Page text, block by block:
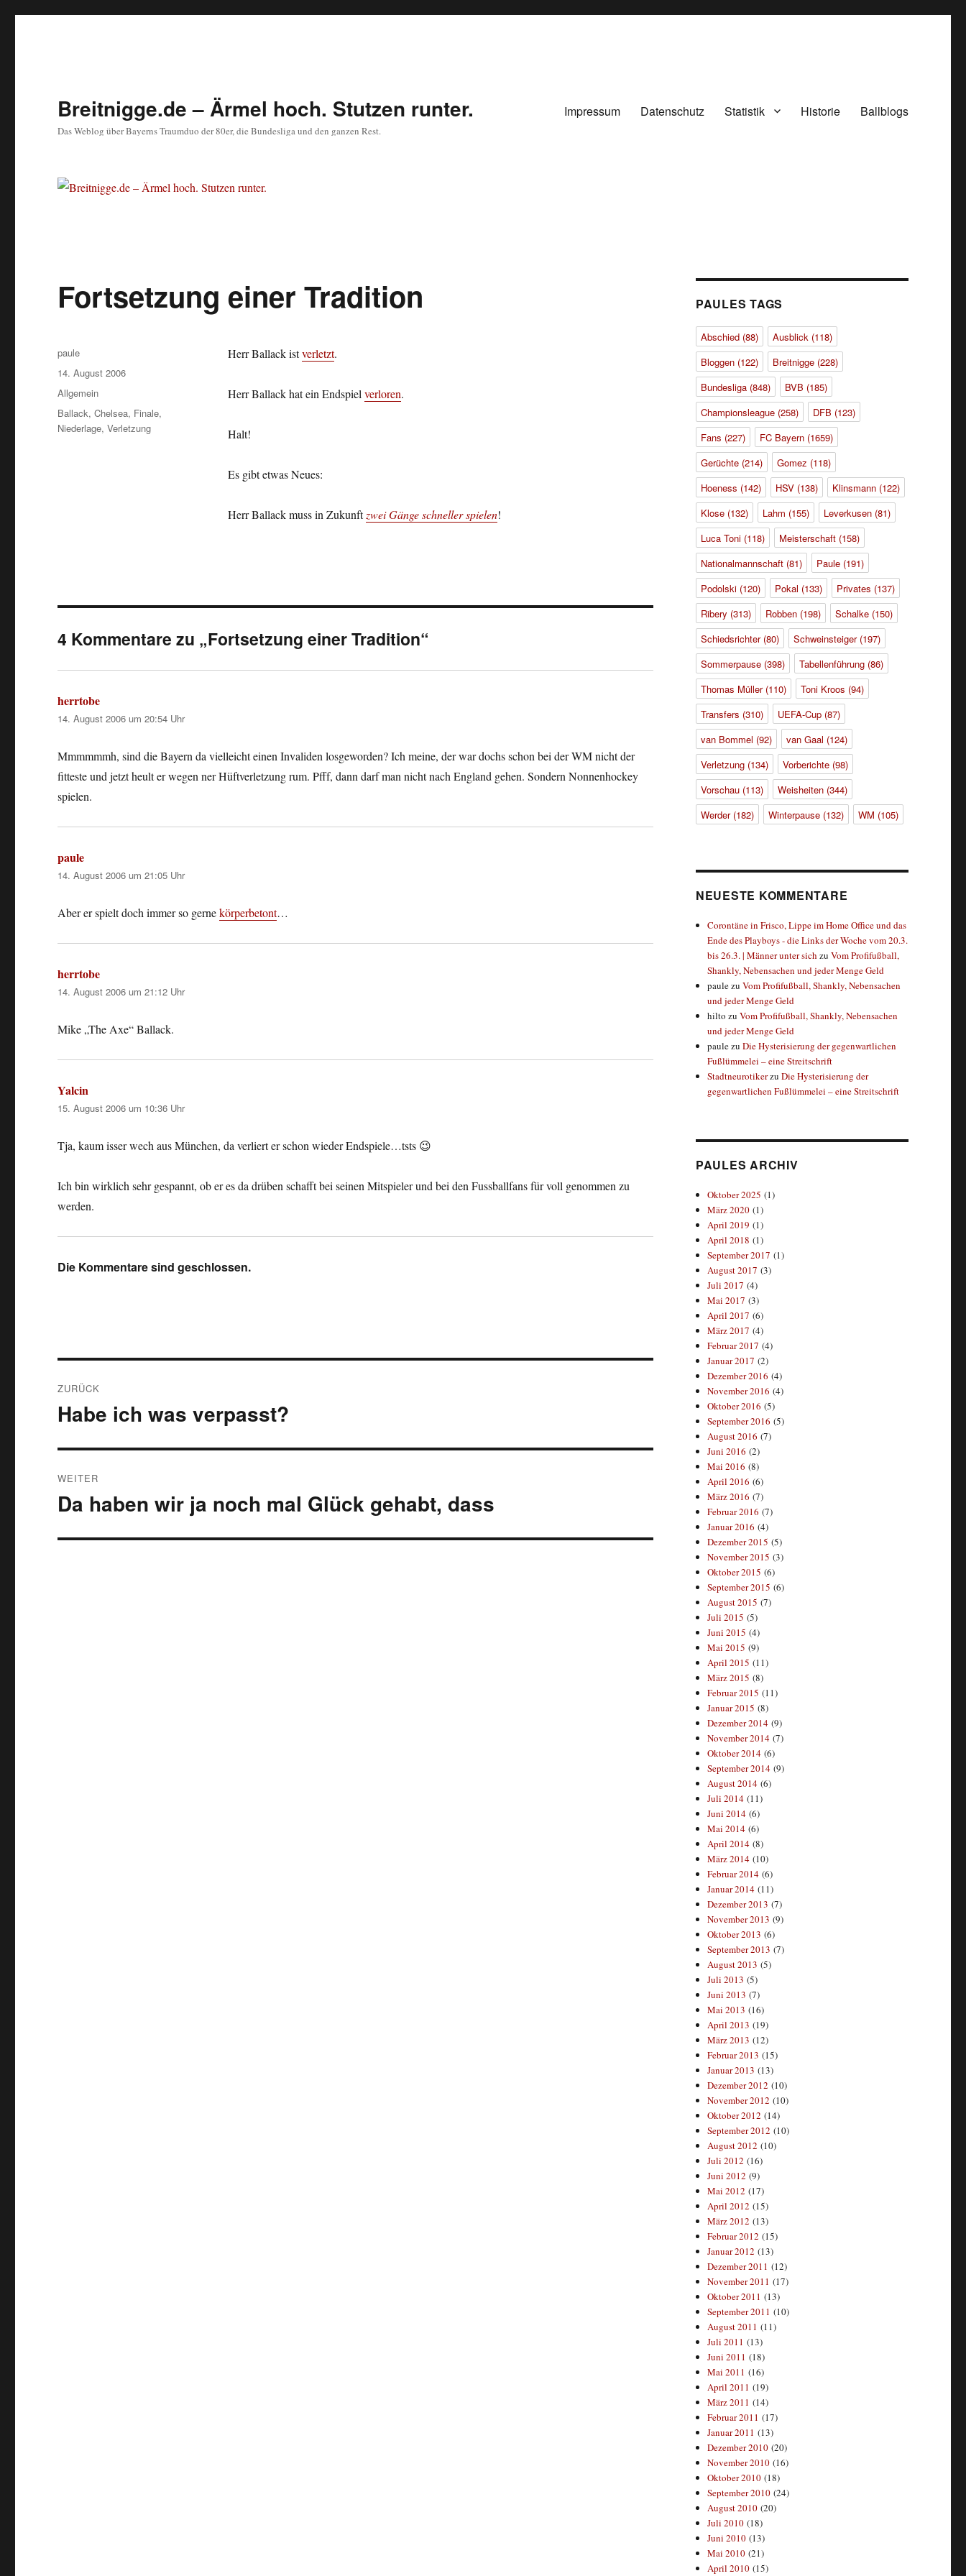
Breitnigge.de – Ärmel hoch. Stutzen runter.
Das Weblog über Bayerns Traumduo der 80er, die Bundesliga und den ganzen Rest.
Impressum Datenschutz Statistik Historie Ballblogs
Fortsetzung einer Tradition
Herr Ballack istverletzt.
Herr Ballack hat ein Endspielverloren.
Halt!
Es gibt etwas Neues:
Herr Ballack muss in Zukunftzwei Gänge schneller spielen!
Autor
paule
Veröffentlicht
am
14. August 2006
Kategorien
Allgemein
Schlagwörter
Ballack,Chelsea, Finale,
Niederlage,Verletzung
4 Kommentare zu „Fortsetzung einer Tradition“
herrtobe
14. August 2006 um 20:54 Uhr
Mmmmmmh, sind die Bayern da vielleicht einen Invaliden losgeworden? Ich meine, der war dochs schon bei der WM nicht der
fitteste und jetzt heult er wegen ner Hüftverletzung rum. Pfff, dann darf man nicht nach England gehen. Sondern Nonnenhockey
spielen.
paule
14. August 2006 um 21:05 Uhr
Aber er spielt doch immer so gernekörperbetont…
herrtobe
14. August 2006 um 21:12 Uhr
Mike „The Axe“ Ballack.
Yalcin
15. August 2006 um 10:36 Uhr
Tja, kaum isser wech aus München, da verliert er schon wieder Endspiele…tsts 😉
Ich bin wirklich sehr gespannt, ob er es da drüben schafft bei seinen Mitspieler und bei den Fussballfans für voll genommen zu
werden.
Die Kommentare sind geschlossen.
ZURÜCK
Vorheriger
Habe ich was verpasst?
WEITER
Nächster
Da haben wir ja noch mal Glück gehabt, dass
PAULES TAGS
Abschied(88) Ausblick(118)
Bloggen(122) Breitnigge(228)
Bundesliga(848) BVB (185)
Championsleague(258) DFB (123)
Fans (227) FC Bayern(1659)
Gerüchte(214) Gomez (118)
Hoeness (142) HSV(138) Klinsmann(122)
Klose(132) Lahm (155) Leverkusen(81)
Luca Toni(118) Meisterschaft(158)
Nationalmannschaft(81) Paule(191)
Podolski(120) Pokal (133) Privates (137)
Ribery (313) Robben(198) Schalke(150)
Schiedsrichter(80) Schweinsteiger(197)
Sommerpause(398) Tabellenführung(86)
Thomas Müller(110) Toni Kroos (94)
Transfers (310) UEFA-Cup(87)
van Bommel (92) van Gaal (124)
Verletzung(134) Vorberichte(98)
Vorschau(113) Weisheiten(344)
Werder(182) Winterpause(132) WM (105)
NEUESTE KOMMENTARE
Corontäne in Frisco, Lippe im Home Office und das
Ende des Playboys - die Links der Woche vom 20.3.
bis 26.3. | Männer unter sich zuVom Profifußball,
Shankly, Nebensachen und jeder Menge Geld
paulezuVom Profifußball, Shankly, Nebensachen
und jeder Menge Geld
hilto zuVom Profifußball, Shankly, Nebensachen
und jeder Menge Geld
paulezuDie Hysterisierung der gegenwartlichen
Fußlümmelei – eine Streitschrift
StadtneurotikerzuDie Hysterisierung der
gegenwartlichen Fußlümmelei – eine Streitschrift
PAULES ARCHIV
Oktober 2025 (1)
März 2020 (1)
April 2019 (1)
April 2018 (1)
September 2017 (1)
August 2017 (3)
Juli 2017 (4)
Mai 2017 (3)
April 2017 (6)
März 2017 (4)
Februar 2017 (4)
Januar 2017 (2)
Dezember 2016 (4)
November 2016 (4)
Oktober 2016 (5)
September 2016 (5)
August 2016 (7)
Juni 2016 (2)
Mai 2016 (8)
April 2016 (6)
März 2016 (7)
Februar 2016 (7)
Januar 2016 (4)
Dezember 2015 (5)
November 2015 (3)
Oktober 2015 (6)
September 2015 (6)
August 2015 (7)
Juli 2015 (5)
Juni 2015 (4)
Mai 2015 (9)
April 2015 (11)
März 2015 (8)
Februar 2015 (11)
Januar 2015 (8)
Dezember 2014 (9)
November 2014 (7)
Oktober 2014 (6)
September 2014 (9)
August 2014 (6)
Juli 2014 (11)
Juni 2014 (6)
Mai 2014 (6)
April 2014 (8)
März 2014 (10)
Februar 2014 (6)
Januar 2014 (11)
Dezember 2013 (7)
November 2013 (9)
Oktober 2013 (6)
September 2013 (7)
August 2013 (5)
Juli 2013 (5)
Juni 2013 (7)
Mai 2013 (16)
April 2013 (19)
März 2013 (12)
Februar 2013 (15)
Januar 2013 (13)
Dezember 2012 (10)
November 2012 (10)
Oktober 2012 (14)
September 2012 (10)
August 2012 (10)
Juli 2012 (16)
Juni 2012 (9)
Mai 2012 (17)
April 2012 (15)
März 2012 (13)
Februar 2012 (15)
Januar 2012 (13)
Dezember 2011 (12)
November 2011 (17)
Oktober 2011 (13)
September 2011 (10)
August 2011 (11)
Juli 2011 (13)
Juni 2011 (18)
Mai 2011 (16)
April 2011 (19)
März 2011 (14)
Februar 2011 (17)
Januar 2011 (13)
Dezember 2010 (20)
November 2010 (16)
Oktober 2010 (18)
September 2010 (24)
August 2010 (20)
Juli 2010 (18)
Juni 2010 (13)
Mai 2010 (21)
April 2010 (15)